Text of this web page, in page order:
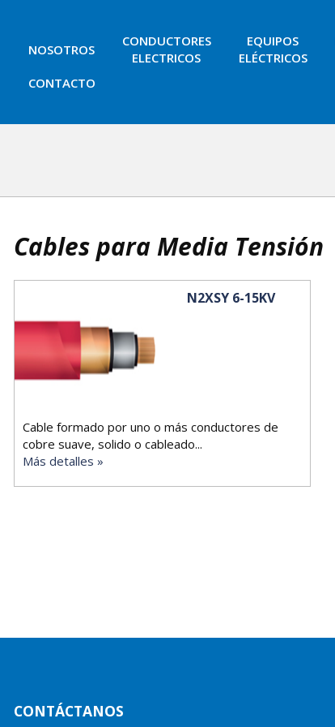
NOSOTROS
CONDUCTORES
ELECTRICOS
EQUIPOS
ELÉCTRICOS
CONTACTO
Cables para Media Tensión
N2XSY 6-15KV
Cable formado por uno o más conductores de
cobre suave, solido o cableado...
Más detalles »
CONTÁCTANOS